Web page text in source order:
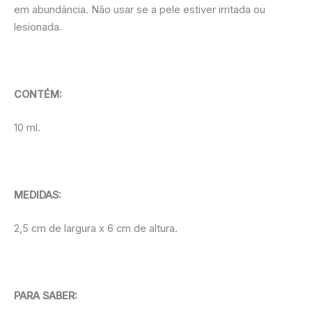
em abundância. Não usar se a pele estiver irritada ou
lesionada.
CONTÉM:
10 ml.
MEDIDAS:
2,5 cm de largura x 6 cm de altura.
PARA SABER: